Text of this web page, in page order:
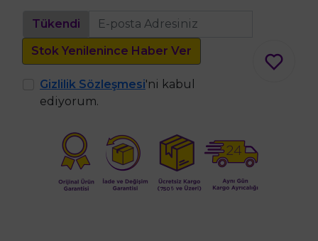
Tükendi
Stok Yenilenince Haber Ver
Gizlilik Sözleşmesi'ni kabul
ediyorum.